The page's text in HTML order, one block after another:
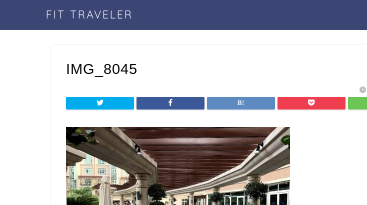
FIT TRAVELER
IMG_8045